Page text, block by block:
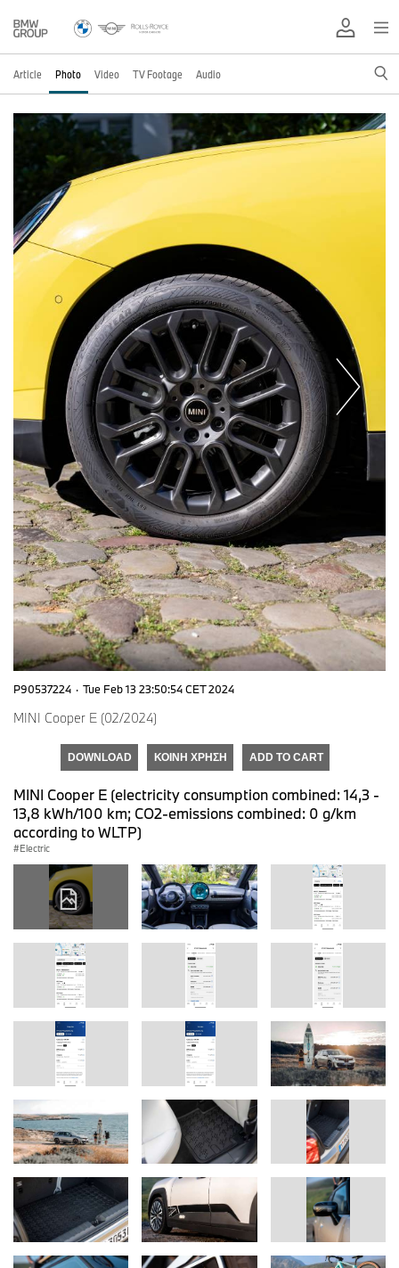
Article Photo Video TV Footage Audio
P90537224 · Tue Feb 13 23:50:54 CET 2024
MINI Cooper E (02/2024)
DOWNLOAD ΚΟΙΝΉ ΧΡΉΣΗ ADD TO CART
MINI Cooper E (electricity consumption combined: 14,3 -
13,8 kWh/100 km; CO2-emissions combined: 0 g/km
according to WLTP)
Electric